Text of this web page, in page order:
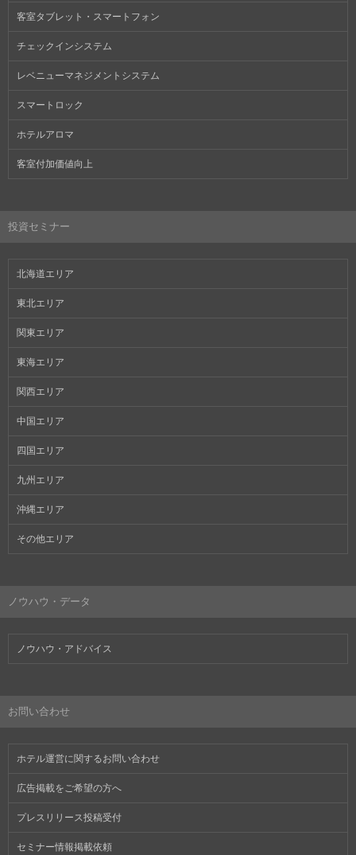
客室タブレット・スマートフォン
チェックインシステム
レベニューマネジメントシステム
スマートロック
ホテルアロマ
客室付加価値向上
投資セミナー
北海道エリア
東北エリア
関東エリア
東海エリア
関西エリア
中国エリア
四国エリア
九州エリア
沖縄エリア
その他エリア
ノウハウ・データ
ノウハウ・アドバイス
お問い合わせ
ホテル運営に関するお問い合わせ
広告掲載をご希望の方へ
プレスリリース投稿受付
セミナー情報掲載依頼